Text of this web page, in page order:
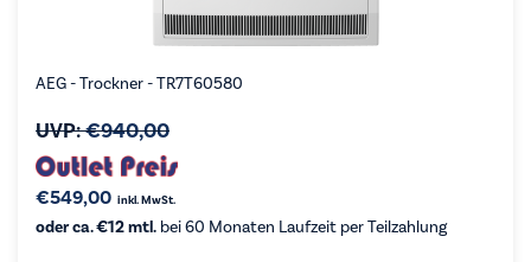
AEG - Trockner - TR7T60580
UVP:€940,00
€549,00 inkl. MwSt.
oder ca. €12 mtl. bei 60 Monaten Laufzeit per Teilzahlung